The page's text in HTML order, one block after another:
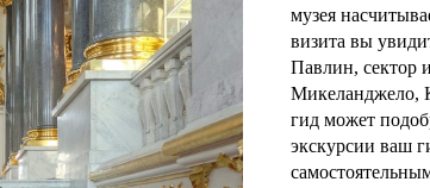
музея
визита вы
Павлин, сектор
Микеланджело,
гид может
экскурсии ваш